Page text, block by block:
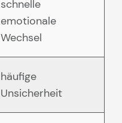
schnelle
emotionale
Wechsel
häufige
Unsicherheit